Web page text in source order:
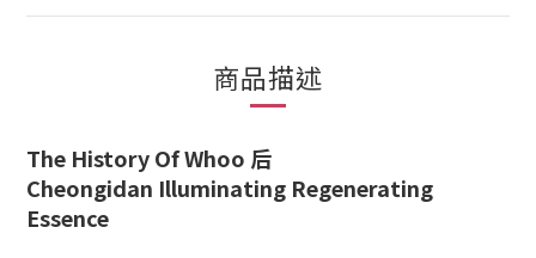
商品描述
The History Of Whoo 后
Cheongidan Illuminating Regenerating
Essence